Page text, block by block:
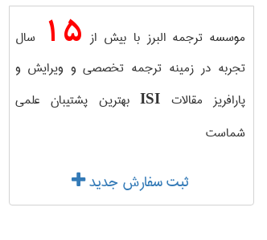
موسسه ترجمه البرز با بیش از 15 سال
تجربه در زمینه ترجمه تخصصی و ویرایش و
پارافریز مقالات
ISI
بهترین پشتیبان علمی
شماست
ثبت سفارش جدید